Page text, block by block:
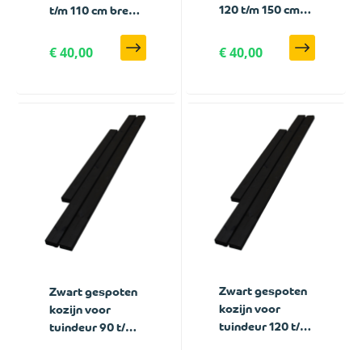
t/m 110 cm breed
€ 40,00
120 t/m 150 cm
frame
€ 40,00
Zwart gespoten
kozijn voor
tuindeur 90 t/m
Zwart gespoten
kozijn voor
tuindeur 120 t/m